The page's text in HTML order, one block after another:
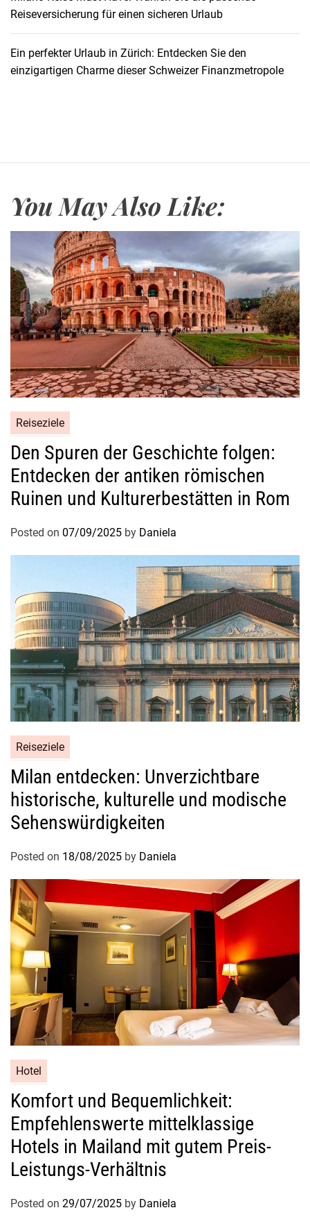
Reiseversicherung für einen sicheren Urlaub
Ein perfekter Urlaub in Zürich: Entdecken Sie den
einzigartigen Charme dieser Schweizer Finanzmetropole
You May Also Like:
Reiseziele
Den Spuren der Geschichte folgen:
Entdecken der antiken römischen
Ruinen und Kulturerbestätten in Rom
Posted on 07/09/2025 by Daniela
Reiseziele
Milan entdecken: Unverzichtbare
historische, kulturelle und modische
Sehenswürdigkeiten
Posted on 18/08/2025 by Daniela
Hotel
Komfort und Bequemlichkeit:
Empfehlenswerte mittelklassige
Hotels in Mailand mit gutem Preis-
Leistungs-Verhältnis
Posted on 29/07/2025 by Daniela